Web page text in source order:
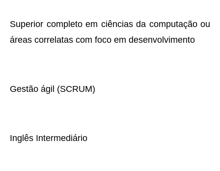
Superior completo em ciências da computação ou
áreas correlatas com foco em desenvolvimento
Gestão ágil (SCRUM)
Inglês Intermediário